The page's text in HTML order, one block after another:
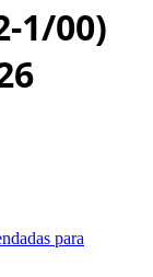
1/00)
para